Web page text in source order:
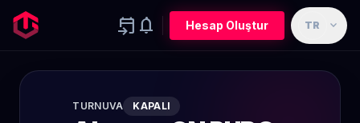
event_upcoming notifications Hesap Oluştur TR expand_more
TURNUVA KAPALI